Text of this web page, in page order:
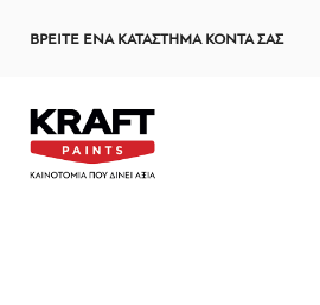
προς
περιεχόμενο
ΒΡΕΙΤΕ ΕΝΑ ΚΑΤΑΣΤΗΜΑ ΚΟΝΤΑ ΣΑΣ